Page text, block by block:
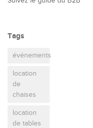
Tags
événements
location
de
chaises
location
de tables